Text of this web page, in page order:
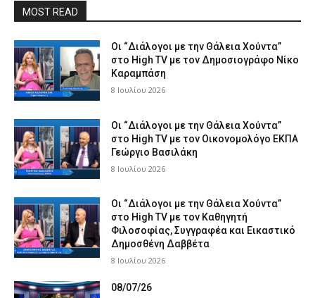
MOST READ
Οι “Διάλογοι με την Θάλεια Χούντα”
στο High TV με τον Δημοσιογράφο Νίκο
Καραμπάση
8 Ιουλίου 2026
Οι “Διάλογοι με την Θάλεια Χούντα”
στο High TV με τον Οικονομολόγο ΕΚΠΑ
Γεώργιο Βασιλάκη
8 Ιουλίου 2026
Οι “Διάλογοι με την Θάλεια Χούντα”
στο High TV με τον Καθηγητή
Φιλοσοφίας, Συγγραφέα και Εικαστικό
Δημοσθένη Δαββέτα
8 Ιουλίου 2026
08/07/26